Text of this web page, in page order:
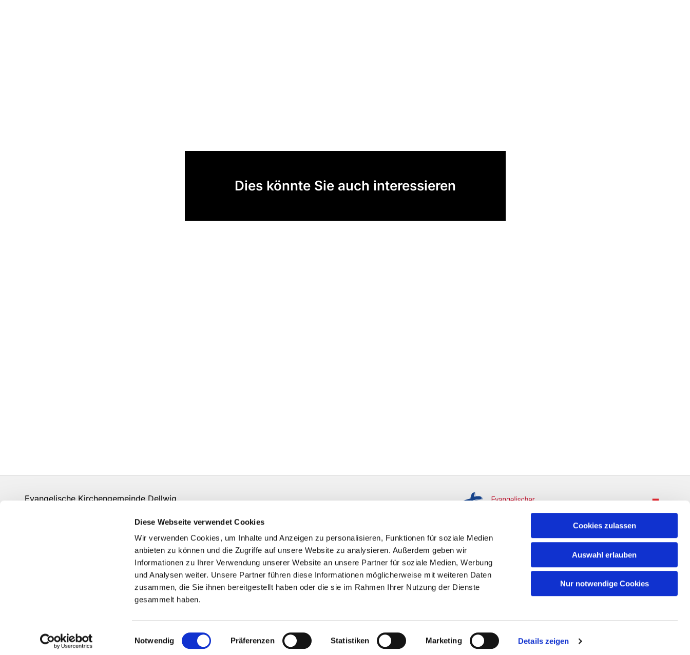
Diese Webseite verwendet Cookies
Wir verwenden Cookies, um Inhalte und Anzeigen zu personalisieren, Funktionen für soziale Medien
anbieten zu können und die Zugriffe auf unsere Website zu analysieren. Außerdem geben wir
Informationen zu Ihrer Verwendung unserer Website an unsere Partner für soziale Medien, Werbung
und Analysen weiter. Unsere Partner führen diese Informationen möglicherweise mit weiteren Daten
zusammen, die Sie ihnen bereitgestellt haben oder die sie im Rahmen Ihrer Nutzung der Dienste
gesammelt haben.
Einwilligungsauswahl
Notwendig Präferenzen Statistiken Marketing Details zeigen
Cookies zulassen
Auswahl erlauben
Nur notwendige Cookies
Dies könnte Sie auch interessieren
Evangelische Kirchengemeinde Dellwig
Grundsätze der Datenverarbeitung